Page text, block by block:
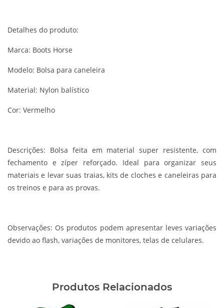
Detalhes do produto:
Marca: Boots Horse
Modelo: Bolsa para caneleira
Material: Nylon balístico
Cor: Vermelho
Descrições: Bolsa feita em material super resistente, com
fechamento e zíper reforçado. Ideal para organizar seus
materiais e levar suas traias, kits de cloches e caneleiras para
os treinos e para as provas.
Observações: Os produtos podem apresentar leves variações
devido ao flash, variações de monitores, telas de celulares.
Produtos Relacionados